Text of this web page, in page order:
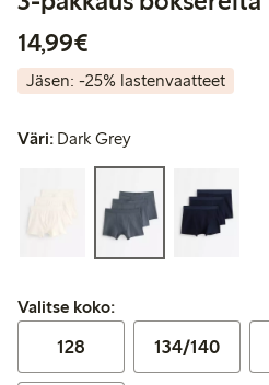
14,99€
Jäsen: -25% lastenvaatteet
Väri: Dark Grey
Valitse koko:
Valitse koko:
128 134/140